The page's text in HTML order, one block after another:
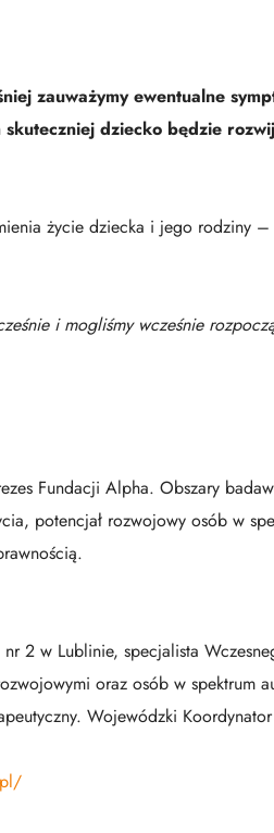
zauważymy ewentualne
dziecko będzie
życie dziecka i jego rodziny
i mogliśmy wcześnie
Fundacji Alpha. Obszary
potencjał rozwojowy osób w
2 w Lublinie, specjalista
oraz osób w spektrum
Wojewódzki